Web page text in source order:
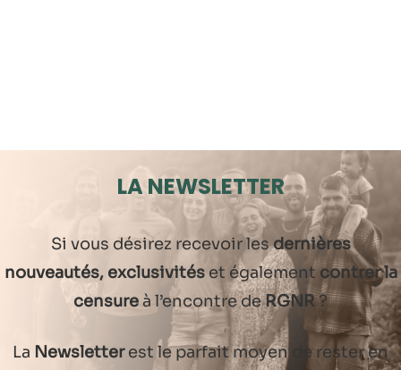
LA NEWSLETTER
Si vous désirez recevoir lesdernières
nouveautés, exclusivitéset également contrer la
censureà l’encontre deRGNR?
La Newsletterest le parfait moyen de rester en